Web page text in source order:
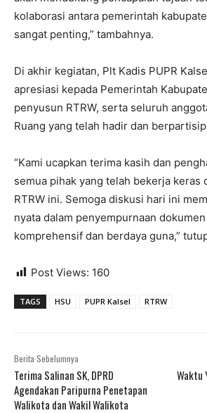
kolaborasi antara pemerintah
sangat penting,” tambahnya.
Di akhir kegiatan, Plt Kadis PUPR
apresiasi kepada Pemerintah
penyusun RTRW, serta seluruh
Ruang yang telah hadir dan
“Kami ucapkan terima kasih dan
semua pihak yang telah bekerja keras
RTRW ini. Semoga diskusi hari ini
nyata dalam penyempurnaan
komprehensif dan berdaya guna,”
Post Views: 160
TAGS HSU PUPR Kalsel RTRW
Berita Sebelumnya
Terima Salinan SK, DPRD
Agendakan Paripurna Penetapan
Walikota dan Wakil Walikota
Waktu